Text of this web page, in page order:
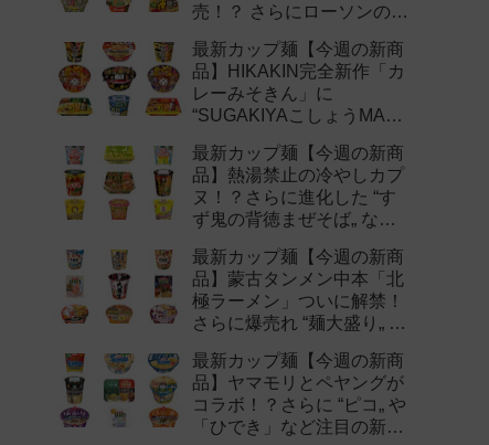
売！？ さらにローソンの激
新作まとめ！
最新カップ麺【今週の新商
品】HIKAKIN完全新作「カ
レーみそきん」に
“SUGAKIYAこしょうMAX„
最新カップ麺【今週の新商
品】熱湯禁止の冷やしカプ
ヌ！？さらに進化した “す
ず鬼の背徳まぜそば„ など
最新カップ麺【今週の新商
品】蒙古タンメン中本「北
極ラーメン」ついに解禁！
さらに爆売れ “麺大盛り„ シ
作まとめ！
最新カップ麺【今週の新商
品】ヤマモリとペヤングが
コラボ！？さらに “ピコ„ や
「ひでき」など注目の新作